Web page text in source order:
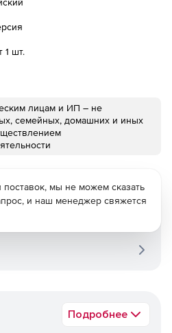
1 шт.
лицам и ИП – не
семейных, домашних и иных
Подробнее
мы не можем сказать
и наш менеджер свяжется